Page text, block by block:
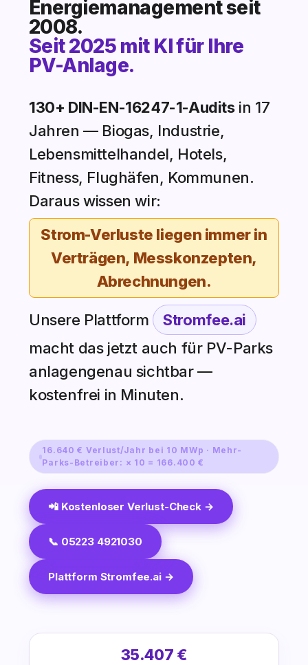
Energiemanagement seit
2008.
Seit 2025 mit KI für Ihre
PV-Anlage.
130+ DIN-EN-16247-1-Auditsin 17
Jahren — Biogas, Industrie,
Lebensmittelhandel, Hotels,
Fitness, Flughäfen, Kommunen.
Daraus wissen wir:
Strom-Verluste liegen immer in
Verträgen, Messkonzepten,
Abrechnungen.
Unsere Plattform Stromfee.ai
macht das jetzt auch für PV-Parks
anlagengenau sichtbar —
kostenfrei in Minuten.
16.640 € Verlust/Jahr bei 10 MWp · Mehr-
Parks-Betreiber: × 10 = 166.400 €
📲 Kostenloser Verlust-Check →
📞 05223 4921030
Plattform Stromfee.ai →
35.407 €